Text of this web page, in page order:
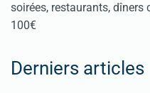
soirées, restaurants, dîners
100€
Derniers articles